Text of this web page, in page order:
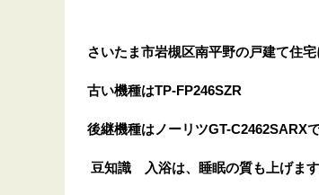
さいたま市岩槻区南平野の戸建て住宅
古い機種はTP-FP246SZR
後継機種はノーリツGT-C2462SARXで
豆知識 入浴は、睡眠の質も上げます